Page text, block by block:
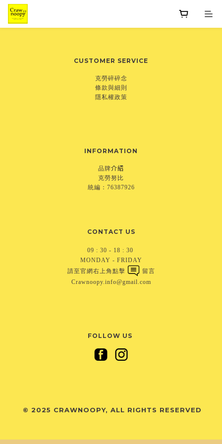
CUSTOMER SERVICE
克勞碎碎念
條款與細則
隱私權政策
INFORMATION
品牌介紹
克勞努比
統編：76387926
CONTACT US
09 : 30 - 18 : 30
MONDAY - FRIDAY
請至官網右上角點擊
留言
Crawnoopy.info@gmail.com
FOLLOW US
© 2025 CRAWNOOPY, ALL RIGHTS RESERVED